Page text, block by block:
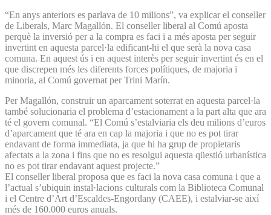
“En anys anteriors es parlava de 10 milions”, va explicar el conseller
de Liberals, Marc Magallón. El conseller liberal al Comú aposta
perquè la inversió per a la compra es faci i a més aposta per seguir
invertint en aquesta parcel·la edificant-hi el que serà la nova casa
comuna. En aquest ús i en aquest interès per seguir invertint és en el
que discrepen més les diferents forces polítiques, de majoria i
minoria, al Comú governat per Trini Marín.
Per Magallón, construir un aparcament soterrat en aquesta parcel·la
també solucionaria el problema d’estacionament a la part alta que ara
té el govern comunal. “El Comú s’estalviaria els deu milions d’euros
d’aparcament que té ara en cap la majoria i que no es pot tirar
endavant de forma immediata, ja que hi ha grup de propietaris
afectats a la zona i fins que no es resolgui aquesta qüestió urbanística
no es pot tirar endavant aquest projecte.”
El conseller liberal proposa que es faci la nova casa comuna i que a
l’actual s’ubiquin instal·lacions culturals com la Biblioteca Comunal
i el Centre d’Art d’Escaldes-Engordany (CAEE), i estalviar-se així
més de 160.000 euros anuals.